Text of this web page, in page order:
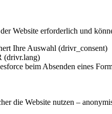
Website erforderlich und
Ihre Auswahl (drivr_consent)
(drivr.lang)
beim Absenden eines
die Website nutzen –